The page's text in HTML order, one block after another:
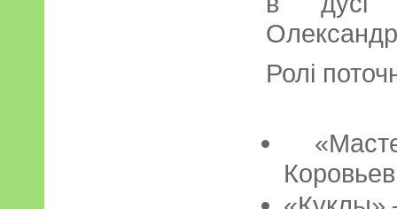
Ролі
Коровьев